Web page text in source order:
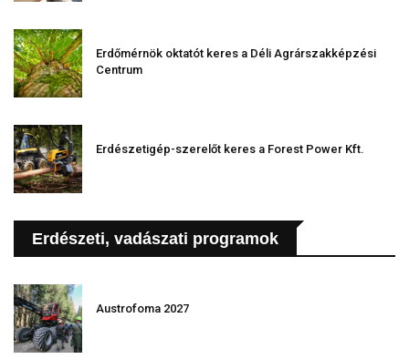
Erdőmérnök oktatót keres a Déli Agrárszakképzési
Centrum
Erdészetigép-szerelőt keres a Forest Power Kft.
Erdészeti, vadászati programok
Austrofoma 2027